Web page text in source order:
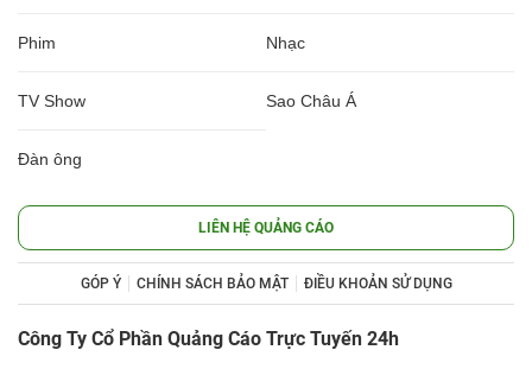
Phim Nhạc
TV Show Sao Châu Á
Đàn ông
LIÊN HỆ QUẢNG CÁO
GÓP Ý CHÍNH SÁCH BẢO MẬT ĐIỀU KHOẢN SỬ DỤNG
Công Ty Cổ Phần Quảng Cáo Trực Tuyến 24h